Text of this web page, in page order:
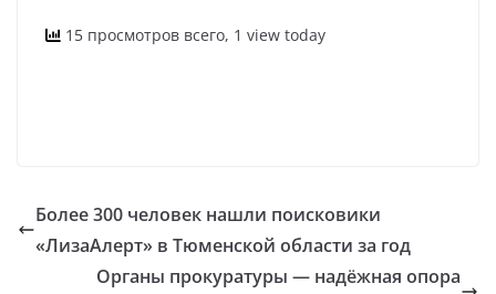
15 просмотров всего, 1 view today
Более 300 человек нашли поисковики
«ЛизаАлерт» в Тюменской области за год
Органы прокуратуры — надёжная опора